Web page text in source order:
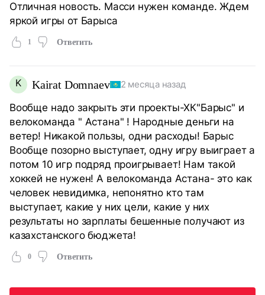
Отличная новость. Масси нужен команде. Ждем
яркой игры от Барыса
1 Ответить
K Kairat Domnaev 2 месяца назад
Вообще надо закрыть эти проекты-ХК"Барыс" и
велокоманда " Астана" ! Народные деньги на
ветер! Никакой пользы, одни расходы! Барыс
Вообще позорно выступает, одну игру выиграет а
потом 10 игр подряд проигрывает! Нам такой
хоккей не нужен! А велокоманда Астана- это как
человек невидимка, непонятно кто там
выступает, какие у них цели, какие у них
результаты но зарплаты бешенные получают из
казахстанского бюджета!
0 Ответить